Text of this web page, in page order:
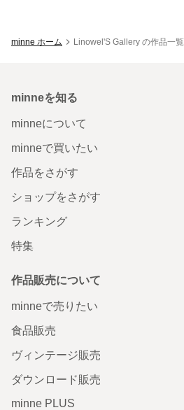
minne ホーム Linowel'S Gallery の作品一覧
minneを知る
minneについて
minneで買いたい
作品をさがす
ショップをさがす
ランキング
特集
作品販売について
minneで売りたい
食品販売
ヴィンテージ販売
ダウンロード販売
minne PLUS